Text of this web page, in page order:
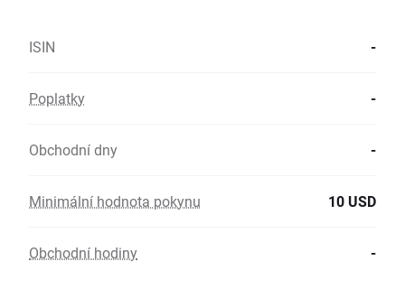
ISIN -
Poplatky -
Obchodní dny -
Minimální hodnota pokynu 10 USD
Obchodní hodiny -